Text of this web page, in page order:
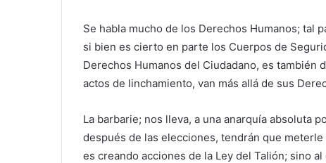
Se habla mucho de los Derechos Humanos; tal
si bien es cierto en parte los Cuerpos de
Derechos Humanos del Ciudadano, es también
actos de linchamiento, van más allá de sus
La barbarie; nos lleva, a una anarquía absoluta
después de las elecciones, tendrán que
es creando acciones de la Ley del Talión; sino